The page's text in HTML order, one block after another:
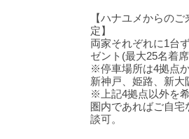
【ハナユメからの
定】
両家それぞれに1台
ゼント(最大25名着
※停車場所は4拠点
新神戸、姫路、新大
※上記4拠点以外を
圏内であればご自
談可。